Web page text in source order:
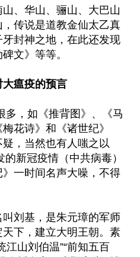
、华山、骊山、大巴山
传说是道教金仙太乙真
封神之地，在此还发现
文》等等。
大瘟疫的预言
花诗》和《诸世纪》
，当然也有人嗤之以
新冠疫情（中共病毒）
一时间名声大噪，不得
刘基，是朱元璋的军师
下，建立大明王朝。素
江山刘伯温”“前知五百